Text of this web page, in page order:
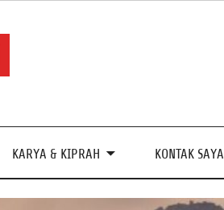
KARYA & KIPRAH KONTAK SAYA